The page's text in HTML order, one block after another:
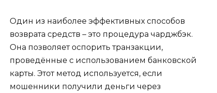
Один из наиболее эффективных способов
возврата средств – это процедура чарджбэк.
Она позволяет оспорить транзакции,
проведённые с использованием банковской
карты. Этот метод используется, если
мошенники получили деньги через